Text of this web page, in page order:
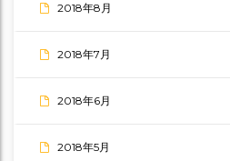
2018年8月
2018年7月
2018年6月
2018年5月